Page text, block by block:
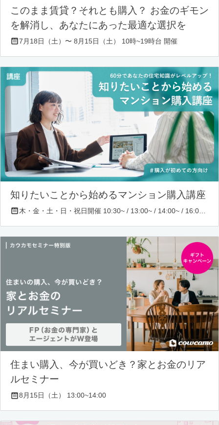
このまま賃貸？それとも購入？ お金のギモン
を解消し、あなたにあった最適な選択を
7月18日（土）〜 8月15日（土） 10時~19時台 開催
知りたいことから始めるマンション購入講座
住まい購入、今が買いどき？家とお金のリア
ルセミナー
8月15日（土） 13:00~14:00